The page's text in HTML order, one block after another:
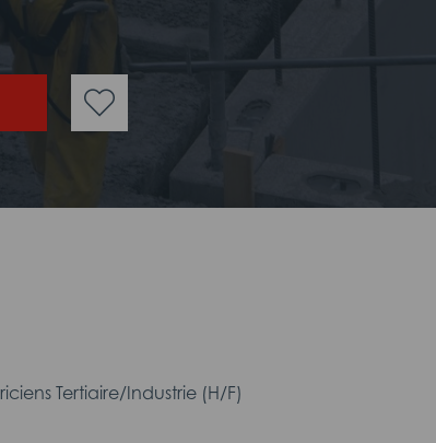
Tertiaire/Industrie (H/F)